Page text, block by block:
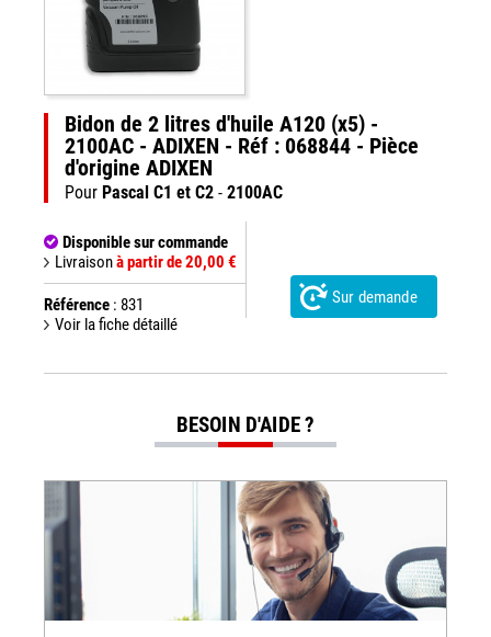
Bidon de 2 litres d'huile A120 (x5) -
2100AC - ADIXEN - Réf : 068844 - Pièce
d'origine ADIXEN
Pour Pascal C1 et C2 - 2100AC
Disponible sur commande
Livraisonà partir de 20,00 €
Référence : 831
Voir la fiche détaillé
Sur demande
BESOIN D'AIDE ?